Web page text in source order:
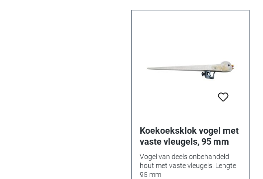
Koekoeksklok vogel met
vaste vleugels, 95 mm
Vogel van deels onbehandeld
hout met vaste vleugels. Lengte
95 mm